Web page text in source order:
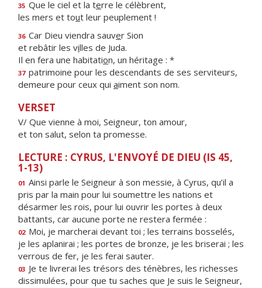
35 Que le ciel et la terre le célèbrent,
les mers et tout leur peuplement !
36 Car Dieu viendra sauver Sion
et rebâtir les villes de Juda.
Il en fera une habitation, un héritage : *
37 patrimoine pour les descendants de ses serviteurs,
demeure pour ceux qui aiment son nom.
VERSET
V/ Que vienne à moi, Seigneur, ton amour,
et ton salut, selon ta promesse.
LECTURE : CYRUS, L'ENVOYÉ DE DIEU (IS 45,
1-13)
01 Ainsi parle le Seigneur à son messie, à Cyrus, qu’il a
pris par la main pour lui soumettre les nations et
désarmer les rois, pour lui ouvrir les portes à deux
battants, car aucune porte ne restera fermée :
02 Moi, je marcherai devant toi ; les terrains bosselés,
je les aplanirai ; les portes de bronze, je les briserai ; les
verrous de fer, je les ferai sauter.
03 Je te livrerai les trésors des ténèbres, les richesses
dissimulées, pour que tu saches que Je suis le Seigneur,